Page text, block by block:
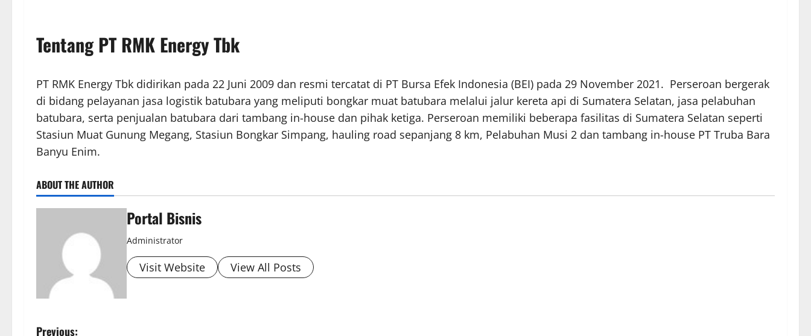
Tentang PT RMK Energy Tbk
PT RMK Energy Tbk didirikan pada 22 Juni 2009 dan resmi tercatat di PT Bursa Efek Indonesia (BEI) pada 29 November 2021. Perseroan bergerak
di bidang pelayanan jasa logistik batubara yang meliputi bongkar muat batubara melalui jalur kereta api di Sumatera Selatan, jasa pelabuhan
batubara, serta penjualan batubara dari tambang in-house dan pihak ketiga. Perseroan memiliki beberapa fasilitas di Sumatera Selatan seperti
Stasiun Muat Gunung Megang, Stasiun Bongkar Simpang, hauling road sepanjang 8 km, Pelabuhan Musi 2 dan tambang in-house PT Truba Bara
Banyu Enim.
ABOUT THE AUTHOR
Portal Bisnis
Administrator
Visit Website View All Posts
Previous: